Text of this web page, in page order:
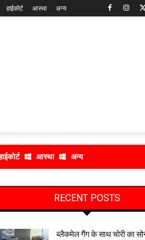
हाईकोर्ट आस्था अन्य
आस्था अन्य
RECENT POSTS
ब्लैकमेल गैंग के साथ चोरी का